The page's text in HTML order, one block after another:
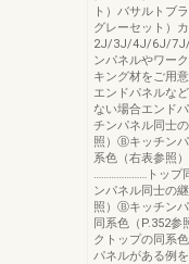
ト）バサルトブ
グレーセット）
2J/3J/4J/6J/7J/
ンパネルやワー
キング材をご用
エンドパネルな
ない場合エンド
チンパネル同士
照）Ⓑキッチン
系色（右表参
…………………トップ
ンパネル同士の
照）Ⓑキッチン
同系色（P.352参
クトップの同系
パネルがある例